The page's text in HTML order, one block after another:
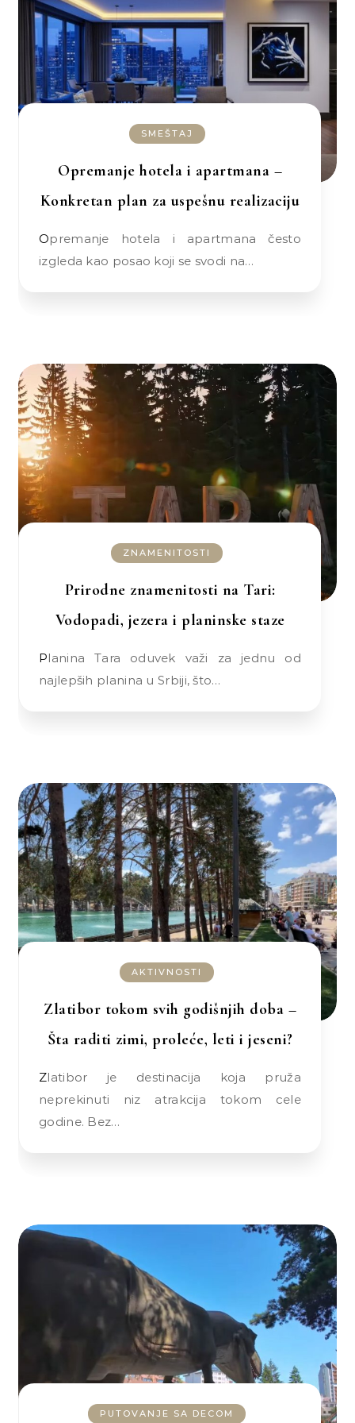
SMEŠTAJ
Opremanje hotela i apartmana –
Konkretan plan za uspešnu realizaciju
Opremanje hotela i apartmana često
izgleda kao posao koji se svodi na…
ZNAMENITOSTI
Prirodne znamenitosti na Tari:
Vodopadi, jezera i planinske staze
Planina Tara oduvek važi za jednu od
najlepših planina u Srbiji, što…
AKTIVNOSTI
Zlatibor tokom svih godišnjih doba –
Šta raditi zimi, proleće, leti i jeseni?
Zlatibor je destinacija koja pruža
neprekinuti niz atrakcija tokom cele
godine. Bez…
PUTOVANJE SA DECOM